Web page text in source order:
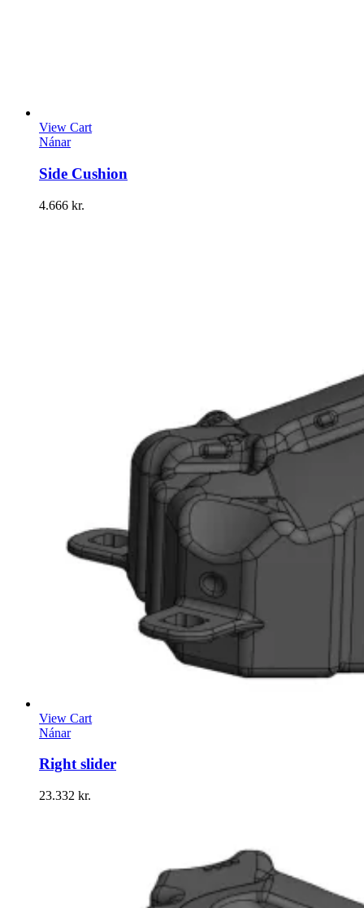
View Cart
Nánar
Side Cushion
4.666 kr.
View Cart
Nánar
Right slider
23.332 kr.